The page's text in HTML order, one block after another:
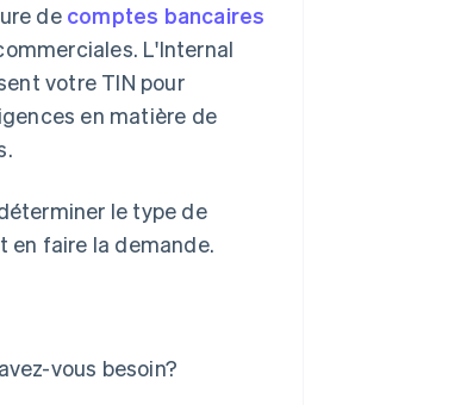
de comptes bancaires
L'Internal
votre TIN pour
en matière de
le type de
en faire la demande.
vous besoin?